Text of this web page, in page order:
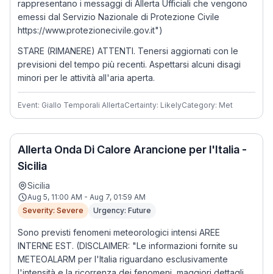
rappresentano i messaggi di Allerta Ufficiali che vengono
emessi dal Servizio Nazionale di Protezione Civile
https://www.protezionecivile.gov.it")
STARE (RIMANERE) ATTENTI. Tenersi aggiornati con le
previsioni del tempo più recenti. Aspettarsi alcuni disagi
minori per le attività all'aria aperta.
Event: Giallo Temporali AllertaCertainty: LikelyCategory: Met
Allerta Onda Di Calore Arancione per l'Italia -
Sicilia
Sicilia
Aug 5, 11:00 AM - Aug 7, 01:59 AM
Severity: Severe
Urgency: Future
Sono previsti fenomeni meteorologici intensi AREE
INTERNE EST. (DISCLAIMER: "Le informazioni fornite su
METEOALARM per l'Italia riguardano esclusivamente